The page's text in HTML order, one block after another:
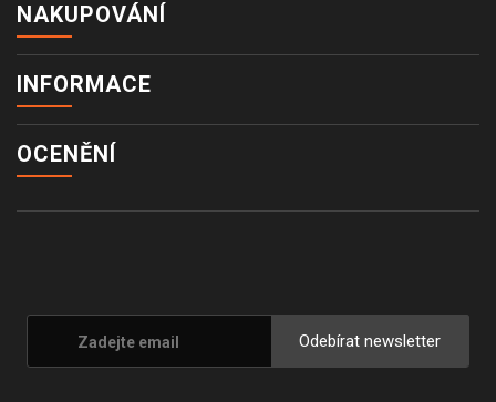
NAKUPOVÁNÍ
INFORMACE
OCENĚNÍ
Odebírat newsletter